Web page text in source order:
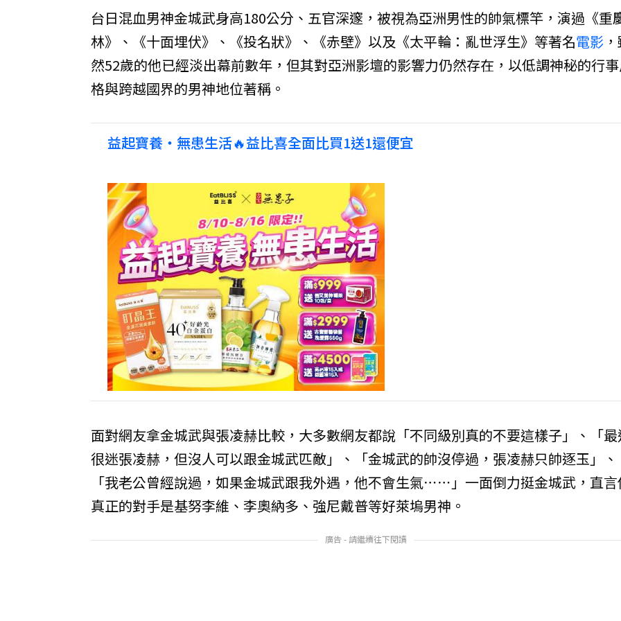
台日混血男神金城武身高180公分、五官深邃，被視為亞洲男性的帥氣標竿，演過《重
林》、《十面埋伏》、《投名狀》、《赤壁》以及《太平輪：亂世浮生》等著名電影
然52歲的他已經淡出幕前數年，但其對亞洲影壇的影響力仍然存在，以低調神秘的行
格與跨越國界的男神地位著稱。
益起寶養・無患生活🔥益比喜全面比買1送1還便宜
面對網友拿金城武與張凌赫比較，大多數網友都說「不同級別真的不要這樣子」、「
很迷張凌赫，但沒人可以跟金城武匹敵」、「金城武的帥沒停過，張凌赫只帥逐玉」、
「我老公曾經說過，如果金城武跟我外遇，他不會生氣⋯⋯」一面倒力挺金城武，直
真正的對手是基努李維、李奧納多、強尼戴普等好萊塢男神。
廣告 - 請繼續往下閱讀